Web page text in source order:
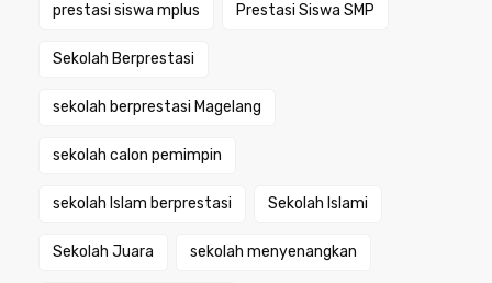
prestasi siswa mplus Prestasi Siswa SMP
Sekolah Berprestasi
sekolah berprestasi Magelang
sekolah calon pemimpin
sekolah Islam berprestasi Sekolah Islami
Sekolah Juara sekolah menyenangkan